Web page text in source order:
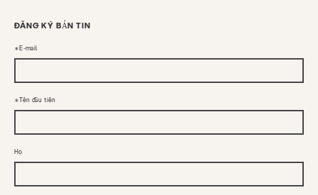
ĐĂNG KÝ BẢN TIN
E-mail
Tên đầu tiên
Họ